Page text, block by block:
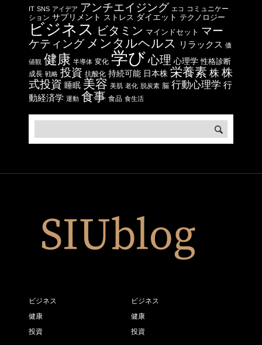
IT SNS アイデア アンチエイジング エコ
コミュニケー
ション サプリメント ストレス ダイエット テクノロジー
ビジネス ビタミン マインドセット マー
ケティング メンタルヘルス リラックス 価
値観 健康 半導体 変化 学び心理 心理学 性格診断
成長 戦略 投資 抗酸化 持続可能 日本株 栄養素 株 株
式投資 睡眠 美容 美肌 老化 脱炭素 脳 行動心理学 行
動経済学 運動 食事 食品 食生活
ビジネス
健康
投資
ビジネス
健康
投資